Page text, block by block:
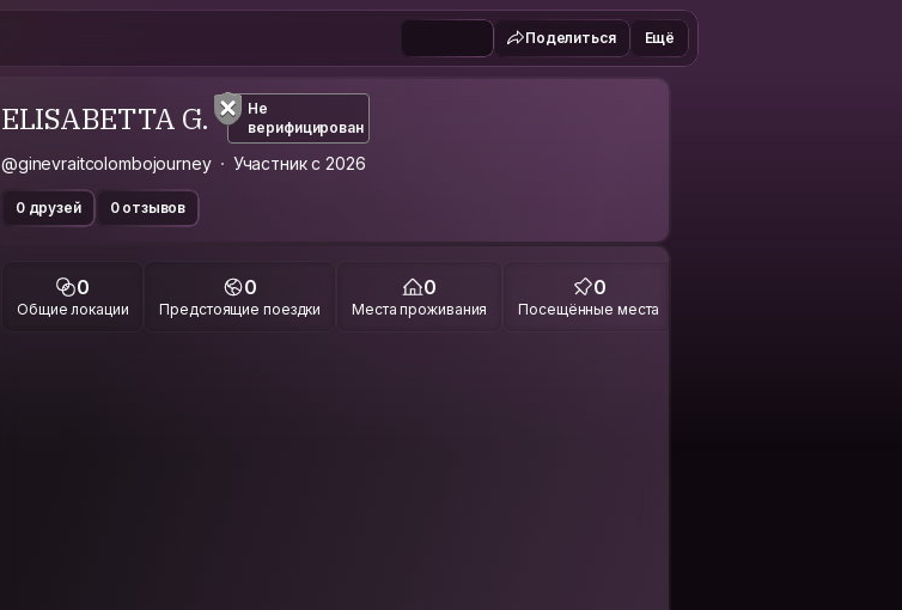
Поделиться Ещё
ELISABETTA G.
Не
верифицирован
@ginevraitcolombojourney Участник с 2026
0 друзей 0 отзывов
0
Общие локации
0
Предстоящие поездки
0
Места проживания
0
Посещённые места